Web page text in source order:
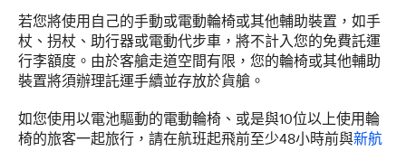
若您將使用自己的手動或電動輪椅或其他輔助裝置，如手
杖、拐杖、助行器或電動代步車，將不計入您的免費託運
行李額度。由於客艙走道空間有限，您的輪椅或其他輔助
裝置將須辦理託運手續並存放於貨艙。
如您使用以電池驅動的電動輪椅、或是與10位以上使用輪
椅的旅客一起旅行，請在航班起飛前至少48小時前與新航